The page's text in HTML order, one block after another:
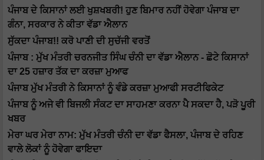
ਪੰਜਾਬ ਦੇ ਕਿਸਾਨਾਂ ਲਈ ਖੁਸ਼ਖਬਰੀ! ਹੁਣ ਬਿਮਾਰ ਨਹੀਂ ਹੋਵੇਗਾ ਪੰਜਾਬ ਦਾ
ਗੰਨਾ, ਸਰਕਾਰ ਨੇ ਕੀਤਾ ਵੱਡਾ ਐਲਾਨ
ਸੁੱਕਦਾ ਪੰਜਾਬ!! ਕਰੋ ਪਾਣੀ ਦੀ ਸੁਚੱਜੀ ਵਰਤੋਂ
ਪੰਜਾਬ : ਮੁੱਖ ਮੰਤਰੀ ਚਰਨਜੀਤ ਸਿੰਘ ਚੰਨੀ ਦਾ ਵੱਡਾ ਐਲਾਨ - ਛੋਟੇ ਕਿਸਾਨਾਂ
ਦਾ 25 ਹਜ਼ਾਰ ਤੱਕ ਦਾ ਕਰਜ਼ਾ ਮੁਆਫ
ਪੰਜਾਬ ਮੁੱਖ ਮੰਤਰੀ ਨੇ ਕਿਸਾਨਾਂ ਨੂੰ ਵੰਡੇ ਕਰਜ਼ਾ ਮੁਆਫੀ ਸਰਟੀਫਿਕੇਟ
ਪੰਜਾਬ ਨੂੰ ਅਜੇ ਵੀ ਬਿਜਲੀ ਸੰਕਟ ਦਾ ਸਾਹਮਣਾ ਕਰਨਾ ਪੈ ਸਕਦਾ ਹੈ, ਪੜੋ ਪੂਰੀ
ਖਬਰ
ਮੇਰਾ ਘਰ ਮੇਰਾ ਨਾਮ: ਮੁੱਖ ਮੰਤਰੀ ਚੰਨੀ ਦਾ ਵੱਡਾ ਫੈਸਲਾ, ਪੰਜਾਬ ਦੇ ਰਹਿਣ
ਵਾਲੇ ਲੋਕਾਂ ਨੂੰ ਹੋਵੇਗਾ ਫਾਇਦਾ